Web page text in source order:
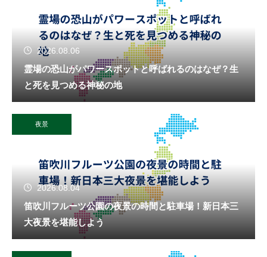
2026.08.06
霊場の恐山がパワースポットと呼ばれるのはなぜ？生
と死を見つめる神秘の地
夜景
2026.08.04
笛吹川フルーツ公園の夜景の時間と駐車場！新日本三
大夜景を堪能しよう